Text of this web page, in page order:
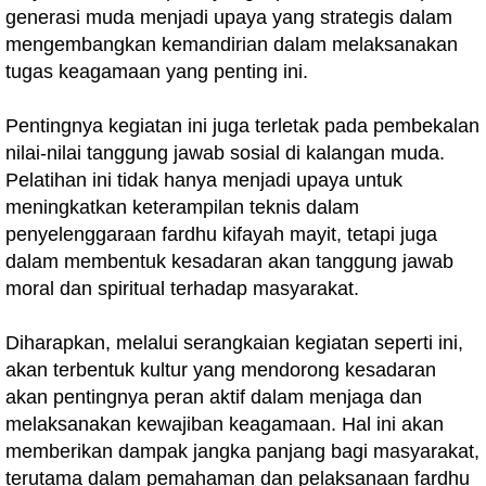
generasi muda menjadi upaya yang strategis dalam
mengembangkan kemandirian dalam melaksanakan
tugas keagamaan yang penting ini.
Pentingnya kegiatan ini juga terletak pada pembekalan
nilai-nilai tanggung jawab sosial di kalangan muda.
Pelatihan ini tidak hanya menjadi upaya untuk
meningkatkan keterampilan teknis dalam
penyelenggaraan fardhu kifayah mayit, tetapi juga
dalam membentuk kesadaran akan tanggung jawab
moral dan spiritual terhadap masyarakat.
Diharapkan, melalui serangkaian kegiatan seperti ini,
akan terbentuk kultur yang mendorong kesadaran
akan pentingnya peran aktif dalam menjaga dan
melaksanakan kewajiban keagamaan. Hal ini akan
memberikan dampak jangka panjang bagi masyarakat,
terutama dalam pemahaman dan pelaksanaan fardhu